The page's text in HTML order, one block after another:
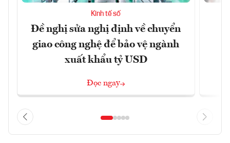
Kinh tế số
Đề nghị sửa nghị định về chuyển
giao công nghệ để bảo vệ ngành
xuất khẩu tỷ USD
Đọc ngay